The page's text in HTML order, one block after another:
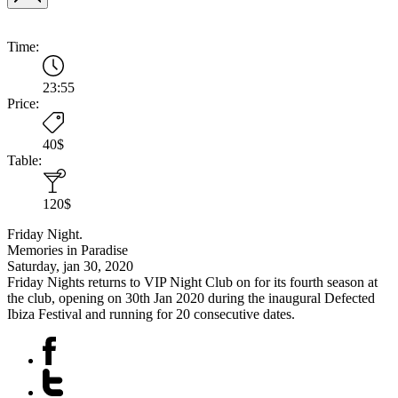
Time:
23:55
Price:
40$
Table:
120$
Friday Night.
Memories in Paradise
Saturday, jan 30, 2020
Friday Nights returns to VIP Night Club on for its fourth season at
the club, opening on 30th Jan 2020 during the inaugural Defected
Ibiza Festival and running for 20 consecutive dates.